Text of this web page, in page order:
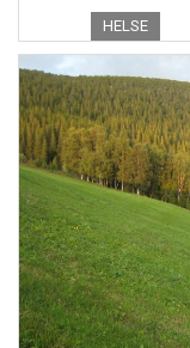
HELSE